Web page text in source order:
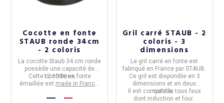
Cocotte en fonte
STAUB ronde 34cm
- 2 coloris
La cocotteStaub 34 cm ronde
possède une capacité de
12.60 litres.
Cette cocotte en fonte
émaillée est made in France.
travers le monde et est très
Gril carré STAUB - 2
coloris - 3
dimensions
Le gril carré enfonte est
fabriqué en France par STAUB.
Ce gril est disponible en 3
dimensions et en deux
coloris.
Il est compatible tous feux
dont induction et four.